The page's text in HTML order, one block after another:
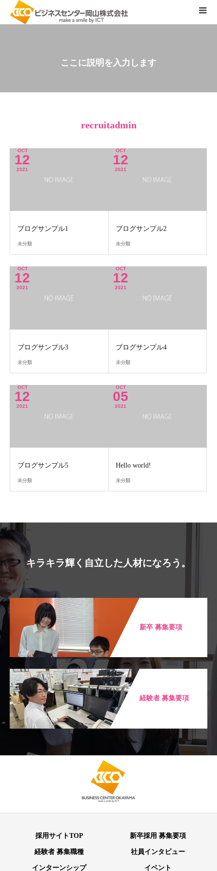
ここに説明を入力し ます。
recruitadmin
OCT
12
2021
ブログサンプル1
未分類
OCT
12
2021
ブログサンプル2
未分類
OCT
12
2021
ブログサンプル3
未分類
OCT
12
2021
ブログサンプル4
未分類
OCT
12
2021
ブログサンプル5
未分類
OCT
05
2021
Hello world!
未分類
キラキラ輝く自立した人材になろう。
新卒 募集要項
経験者 募集要項
採用サイトTOP 新卒採用 募集要項
経験者 募集職種 社員インタビュー
インターンシップ イベント